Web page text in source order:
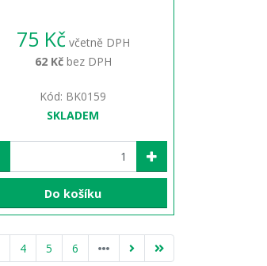
75 Kč včetně DPH
62 Kčbez DPH
Kód: BK0159
SKLADEM
Do košíku
4 5 6